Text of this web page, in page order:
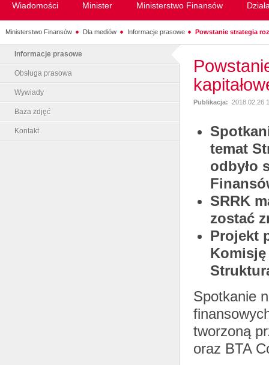
Wiadomości Minister Ministerstwo Finansów
Ministerstwo Finansów Dla mediów Informacje prasowe Powstanie strategia
Informacje prasowe
Obsługa prasowa
Wywiady
Baza zdjęć
Kontakt
Publikacja: 2018.02.26
temat
odbyło
SRRK
zostać
Projekt
Spotkanie
tworzoną
oraz BTA